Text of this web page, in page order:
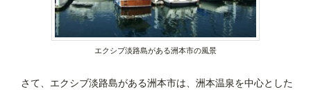
エクシブ淡路島がある洲本市の風景
さて、エクシブ淡路島がある洲本市は、洲本温泉を中心とした